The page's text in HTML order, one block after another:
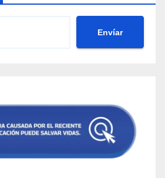
Envíar